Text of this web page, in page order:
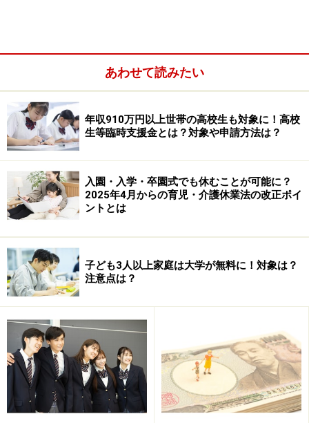
扶養控除の金額はいくら？
扶養控除の金額は、親族の年齢や同居の有無で異なりま
す。例えば子どもを扶養している場合、年末時点の年齢
が16歳以上19歳未満であれば「一般の控除対象扶養親
族」として38万円、19歳以上23歳未満であれば「特定扶
養親族」として63万円を収入から差し引くことができま
す。
扶養控除の金額は親族の年齢や同居の有無で異なります（国
税庁HP）
あわせて読みたい
年収910万円以上世帯の高校生も対象に！高校
生等臨時支援金とは？対象や申請方法は？
入園・入学・卒園式でも休むことが可能に？
2025年4月からの育児・介護休業法の改正ポイ
ントとは
子ども3人以上家庭は大学が無料に！対象は？
注意点は？